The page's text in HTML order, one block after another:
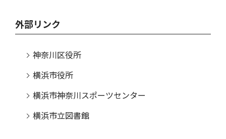
外部リンク
神奈川区役所
横浜市役所
横浜市神奈川スポーツセンター
横浜市立図書館